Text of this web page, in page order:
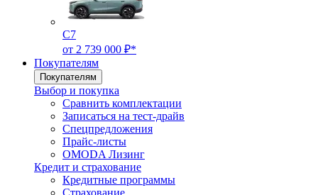
C7
от 2 739 000 ₽*
Покупателям
Покупателям
Выбор и покупка
Сравнить комплектации
Записаться на тест-драйв
Cпецпредложения
Прайс-листы
OMODA Лизинг
Кредит и страхование
Кредитные программы
Страхование